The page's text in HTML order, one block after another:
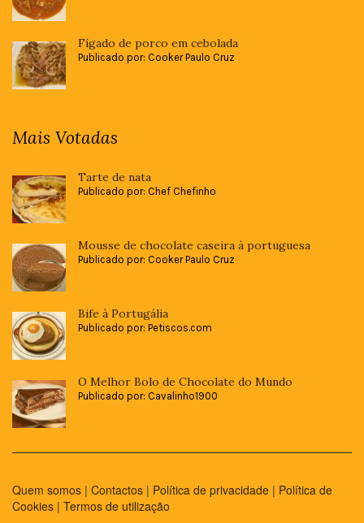
Fígado de porco em cebolada
Publicado por: Cooker Paulo Cruz
Mais Votadas
Tarte de nata
Publicado por: Chef Chefinho
Mousse de chocolate caseira à portuguesa
Publicado por: Cooker Paulo Cruz
Bife à Portugália
Publicado por: Petiscos.com
O Melhor Bolo de Chocolate do Mundo
Publicado por: Cavalinho1900
Quem somos | Contactos | Política de privacidade | Política de
Cookies | Termos de utilização